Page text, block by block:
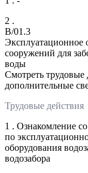
2 .
B/01.3
Эксплуатационное
сооружений для
воды
Смотреть трудовые
дополнительные
Трудовые действия
1 . Ознакомление
по
оборудования
водозабора